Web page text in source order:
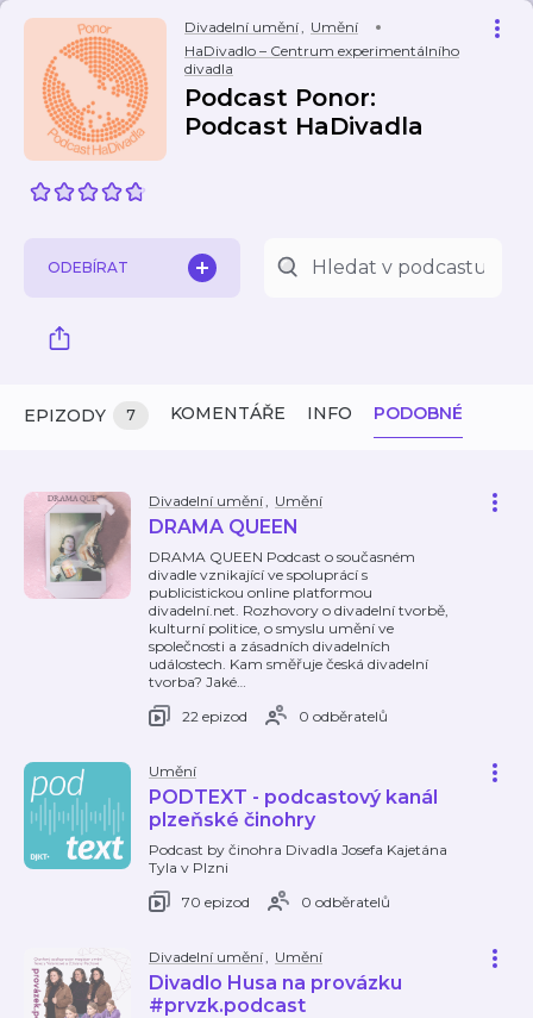
Divadelní umění, Umění
HaDivadlo –⁠ Centrum experimentálního
divadla
Podcast Ponor:
Podcast HaDivadla
ODEBÍRAT
EPIZODY 7 KOMENTÁŘE INFO PODOBNÉ
Divadelní umění, Umění
DRAMA QUEEN
DRAMA QUEEN Podcast o současném
divadle vznikající ve spoluprácí s
publicistickou online platformou
divadelní.net. Rozhovory o divadelní tvorbě,
kulturní politice, o smyslu umění ve
společnosti a zásadních divadelních
událostech. Kam směřuje česká divadelní
tvorba? Jaké…
22 epizod
0 odběratelů
Umění
PODTEXT - podcastový kanál
plzeňské činohry
Podcast by činohra Divadla Josefa Kajetána
Tyla v Plzni
70 epizod
0 odběratelů
Divadelní umění, Umění
Divadlo Husa na provázku
#prvzk.podcast